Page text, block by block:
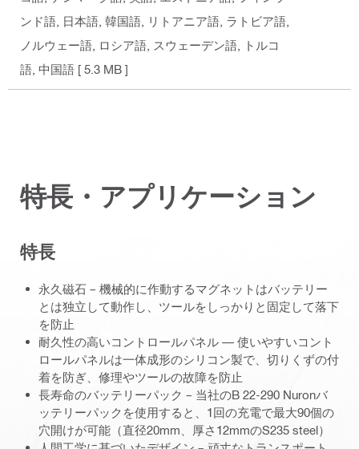
ンド語, 日本語, 韓国語, リトアニア語, ラトビア語,
ノルウェー語, ロシア語, スウェーデン語, トルコ
語, 中国語 [ 5.3 MB ]
特長・アプリケーション
特長
永久磁石 – 機械的に作動するマグネットはバッテリー
とは独立して動作し、ツールをしっかりと固定して落下
を防止
耐久性の高いコントロールパネル — 使いやすいコント
ロールパネルは一体成形のシリコン製で、切りくずの付
着を防ぎ、修理やツールの故障を防止
長寿命のバッテリーパック – 当社のB 22-290 Nuronバ
ッテリーパックを使用すると、1回の充電で最大90個の
穴開けが可能（直径20mm、厚さ12mmのS235 steel）